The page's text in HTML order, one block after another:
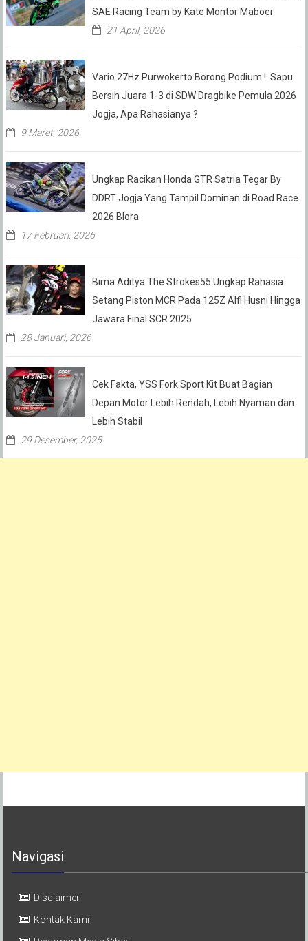
SAE Racing Team by Kate Montor Maboer
21 April, 2026
Vario 27Hz Purwokerto Borong Podium ! Sapu
Bersih Juara 1-3 di SDW Dragbike Pemula 2026
Jogja, Apa Rahasianya ?
9 Maret, 2026
Ungkap Racikan Honda GTR Satria Tegar By
DDRT Jogja Yang Tampil Dominan di Road Race
2026 Blora
17 Februari, 2026
Bima Aditya The Strokes55 Ungkap Rahasia
Setang Piston MCR Pada 125Z Alfi Husni Hingga
Jawara Final SCR 2025
28 Januari, 2026
Cek Fakta, YSS Fork Sport Kit Buat Bagian
Depan Motor Lebih Rendah, Lebih Nyaman dan
Lebih Stabil
29 Desember, 2025
Navigasi
Disclaimer
Kontak Kami